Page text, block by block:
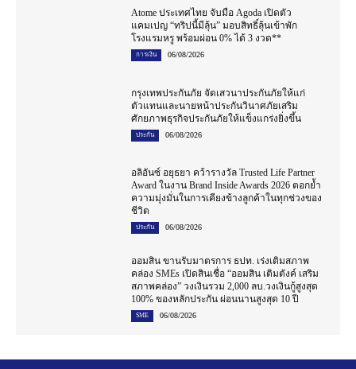
Atome ประเทศไทย จับมือ Agoda เปิดตัว
แคมเปญ “ทริปนี้มีลุ้น” มอบสิทธิ์ลุ้นเข้าพัก
โรงแรมหรู พร้อมผ่อน 0% ได้ 3 งวด**
การเงิน 06/08/2026
กรุงเทพประกันภัย จัดเสวนาประกันภัยให้แก่
ตัวแทนและนายหน้าประกันวินาศภัยเสริม
ศักยภาพธุรกิจประกันภัยให้แข็งแกร่งยิ่งขึ้น
ประกัน 06/08/2026
อลิอันซ์ อยุธยา คว้ารางวัล Trusted Life Partner
Award ในงาน Brand Inside Awards 2026 ตอกย้ำ
ความมุ่งมั่นในการเคียงข้างลูกค้าในทุกช่วงของ
ชีวิต
ประกัน 06/08/2026
ออมสิน ขานรับมาตรการ ธปท. เร่งเติมสภาพ
คล่อง SMEs เปิดสินเชื่อ “ออมสิน เติมตังค์ เสริม
สภาพคล่อง” วงเงินรวม 2,000 ลบ.วงเงินกู้สูงสุด
100% ของหลักประกัน ผ่อนนานสูงสุด 10 ปี
SME 06/08/2026